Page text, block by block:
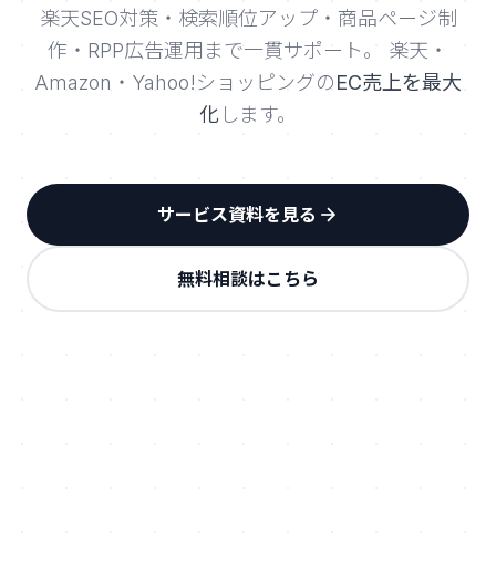
楽天SEO対策・検索順位アップ・商品ページ制
作・RPP広告運用まで一貫サポート。
楽天・
Amazon・Yahoo!ショッピングのEC売上を最大
化 します。
サービス資料を見る
無料相談はこちら